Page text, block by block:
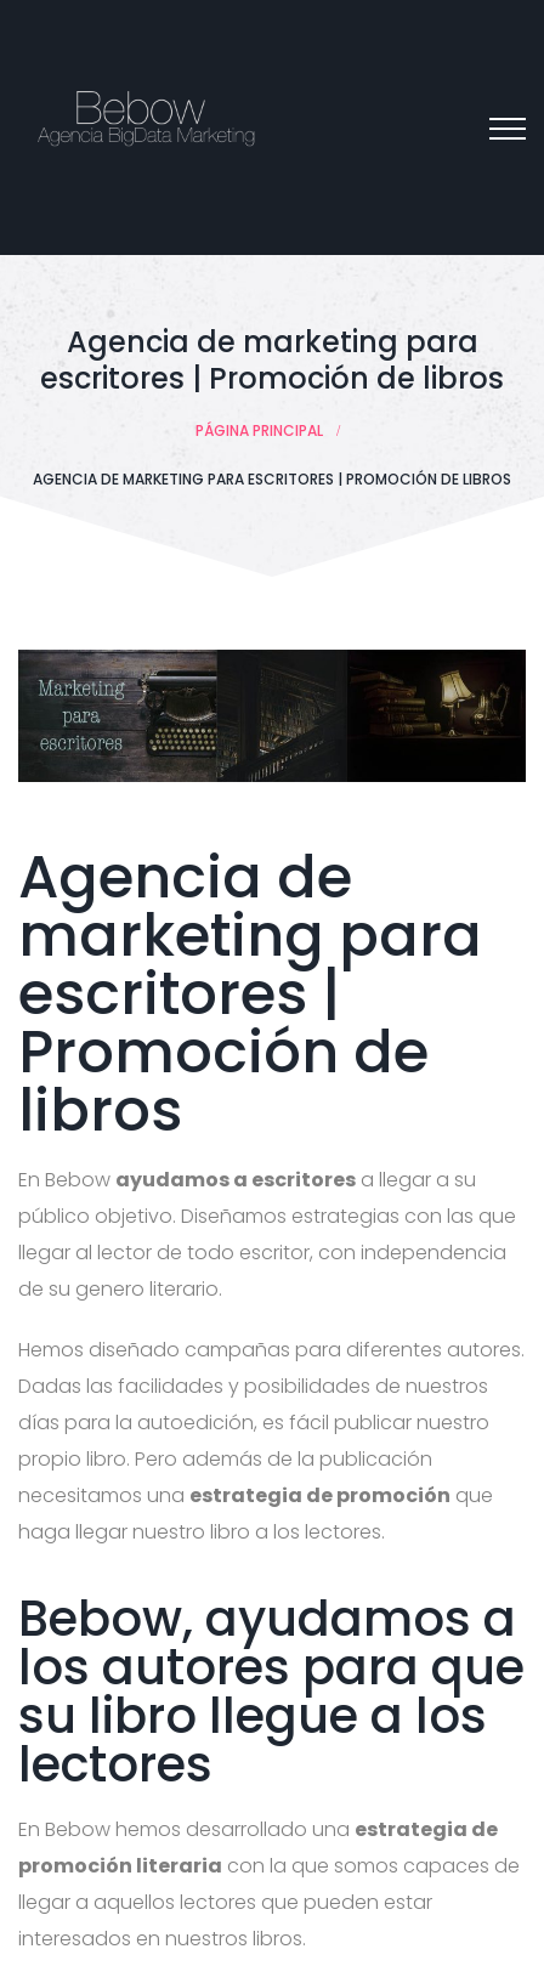
Agencia de marketing para
escritores | Promoción de libros
PÁGINA PRINCIPAL
AGENCIA DE MARKETING PARA ESCRITORES | PROMOCIÓN DE LIBROS
Agencia de
marketing para
escritores |
Promoción de
libros
En Bebow ayudamos a escritores a llegar a su
público objetivo. Diseñamos estrategias con las que
llegar al lector de todo escritor, con independencia
de su genero literario.
Hemos diseñado campañas para diferentes autores.
Dadas las facilidades y posibilidades de nuestros
días para la autoedición, es fácil publicar nuestro
propio libro. Pero además de la publicación
necesitamos una estrategia de promoción que
haga llegar nuestro libro a los lectores.
Bebow, ayudamos a
los autores para que
su libro llegue a los
lectores
En Bebow hemos desarrollado una estrategia de
promoción literaria con la que somos capaces de
llegar a aquellos lectores que pueden estar
interesados en nuestros libros.